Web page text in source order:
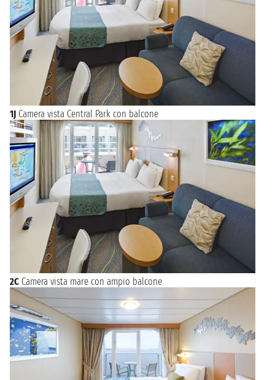
1J Camera vista Central Park con balcone
2C Camera vista mare con ampio balcone